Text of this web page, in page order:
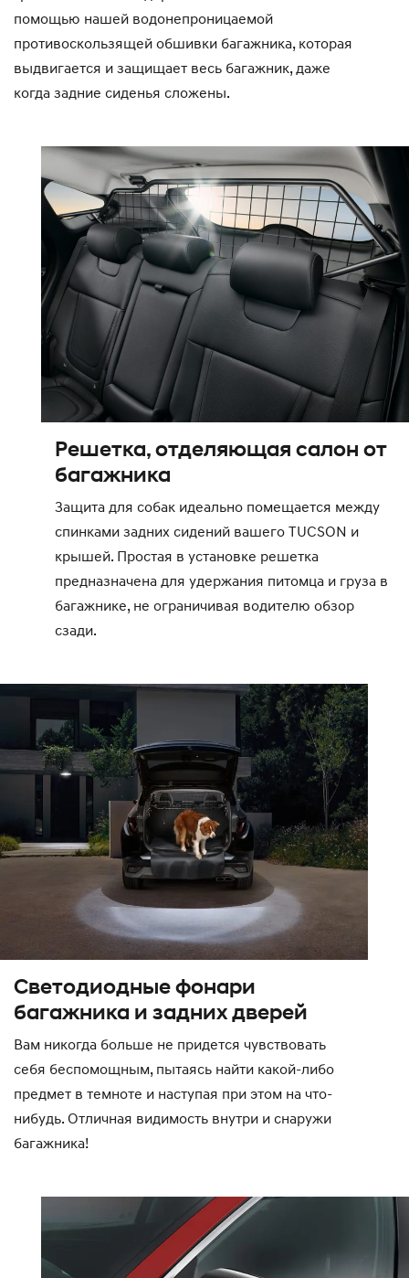
помощью нашей водонепроницаемой
противоскользящей обшивки багажника, которая
выдвигается и защищает весь багажник, даже
когда задние сиденья сложены.
Решетка, отделяющая салон от
багажника
Защита для собак идеально помещается между
спинками задних сидений вашего TUCSON и
крышей. Простая в установке решетка
предназначена для удержания питомца и груза в
багажнике, не ограничивая водителю обзор
сзади.
Светодиодные фонари
багажника и задних дверей
Вам никогда больше не придется чувствовать
себя беспомощным, пытаясь найти какой-либо
предмет в темноте и наступая при этом на что-
нибудь. Отличная видимость внутри и снаружи
багажника!